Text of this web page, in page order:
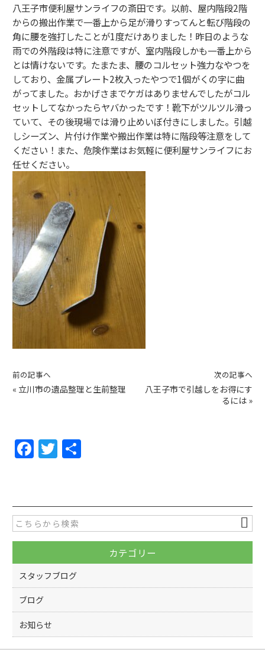
八王子市便利屋サンライフの斎田です。以前、屋内階段2階
からの搬出作業で一番上から足が滑りすってんと転び階段の
角に腰を強打したことが1度だけありました！昨日のような
雨での外階段は特に注意ですが、室内階段しかも一番上から
とは情けないです。たまたま、腰のコルセット強力なやつを
しており、金属プレート2枚入ったやつで1個がくの字に曲
がってました。おかげさまでケガはありませんでしたがコル
セットしてなかったらヤバかったです！靴下がツルツル滑っ
ていて、その後現場では滑り止めいぼ付きにしました。引越
しシーズン、片付け作業や搬出作業は特に階段等注意をして
ください！また、危険作業はお気軽に便利屋サンライフにお
任せください。
前の記事へ
« 立川市の遺品整理と生前整理
次の記事へ
八王子市で引越しをお得にす
るには »
F
a
e
b
o
o
k
T
w
er
カテゴリー
スタッフブログ
ブログ
お知らせ